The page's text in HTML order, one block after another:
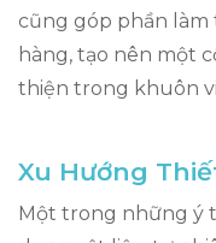
cũng góp phần
hàng, tạo nên một
thiện trong khuôn
Xu Hướng
Một trong những ý